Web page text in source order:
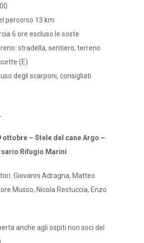
percorso 13 km
6 ore escluso le soste
stradella, sentiero, terreno
(E)
degli scarponi, consigliati
ottobre – Stele del cane Argo –
Rifugio Marini
Giovanni Adragna, Matteo
Musso, Nicola Restuccia, Enzo
anche agli ospiti non soci del